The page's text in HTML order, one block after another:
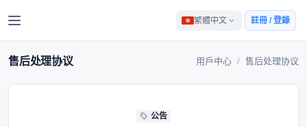
繁體中文 註冊 / 登錄
售后处理协议 用戶中心 售后处理协议
公告